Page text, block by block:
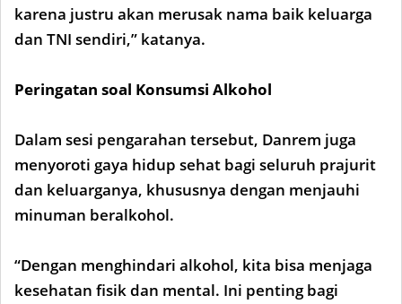
karena justru akan merusak nama baik keluarga
dan TNI sendiri,” katanya.
Peringatan soal Konsumsi Alkohol
Dalam sesi pengarahan tersebut, Danrem juga
menyoroti gaya hidup sehat bagi seluruh prajurit
dan keluarganya, khususnya dengan menjauhi
minuman beralkohol.
“Dengan menghindari alkohol, kita bisa menjaga
kesehatan fisik dan mental. Ini penting bagi